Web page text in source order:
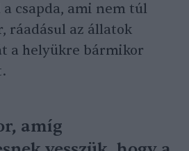
csapda, ami nem túl
ráadásul az állatok
a helyükre bármikor
amíg